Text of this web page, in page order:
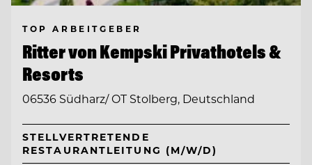
TOP ARBEITGEBER
Ritter von Kempski Privathotels &
Resorts
06536 Südharz/ OT Stolberg, Deutschland
STELLVERTRETENDE
RESTAURANTLEITUNG (M/W/D)